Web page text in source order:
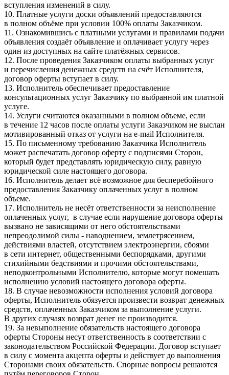
вступления изменений в силу.
10. Платные услуги доски объявлений предоставляются
в полном объёме при условии 100% оплаты Заказчиком.
11. Ознакомившись с платными услугами и правилами подачи
объявления создаёт объявление и оплачивает услугу через
один из доступных на сайте платёжных сервисов.
12. После проведения Заказчиком оплаты выбранных услуг
и перечисления денежных средств на счёт Исполнителя,
договор оферты вступает в силу.
13. Исполнитель обеспечивает предоставление
консультационных услуг Заказчику по выбранной им платной
услуге.
14. Услуги считаются оказанными в полном объеме, если
в течение 12 часов после оплаты услуги Заказчиком не выслан
мотивированный отказ от услуги на e-mail Исполнителя.
15. По письменному требованию Заказчика Исполнитель
может распечатать договор оферту с подписями Сторон,
который будет представлять юридическую силу, равную
юридической силе настоящего договора.
16. Исполнитель делает всё возможное для бесперебойного
предоставления Заказчику оплаченных услуг в полном
объеме.
17. Исполнитель не несёт ответственности за неисполнение
оплаченных услуг, в случае если нарушение договора оферты
вызвано не зависящими от него обстоятельствами
непреодолимой силы - наводнением, землетрясением,
действиями властей, отсутствием электроэнергии, сбоями
в сети интернет, общественными беспорядками, другими
стихийными бедствиями и прочими обстоятельствами,
неподконтрольными Исполнителю, которые могут помешать
исполнению условий настоящего договора оферты.
18. В случае невозможности исполнения условий договора
оферты, Исполнитель обязуется произвести возврат денежных
средств, оплаченных Заказчиком за выполнение услуги.
В других случаях возврат денег не производится.
19. За невыполнение обязательств настоящего договора
оферты Стороны несут ответственность в соответствии с
законодательством Российской Федерации. Договор вступает
в силу с момента акцепта оферты и действует до выполнения
Сторонами своих обязательств. Спорные вопросы решаются